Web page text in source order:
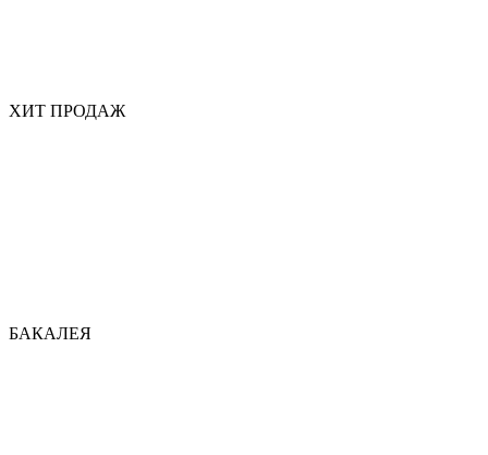
ХИТ ПРОДАЖ
БАКАЛЕЯ